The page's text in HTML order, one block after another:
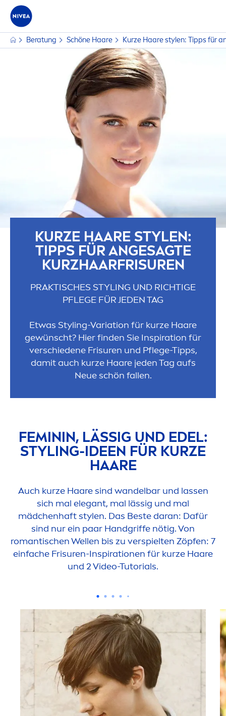
Beratung Schöne Haare Kurze Haare stylen: Tipps für
KURZE HAARE STYLEN:
TIPPS FÜR ANGESAGTE
KURZHAARFRISUREN
PRAKTISCHES STYLING UND RICHTIGE
PFLEGE FÜR JEDEN TAG
Etwas Styling-Variation für kurze Haare
gewünscht? Hier finden Sie Inspiration für
verschiedene Frisuren und Pflege-Tipps,
damit auch kurze Haare jeden Tag aufs
Neue schön fallen.
FEMININ, LÄSSIG UND EDEL:
STYLING-IDEEN FÜR KURZE
HAARE
Auch kurze Haare sind wandelbar und lassen
sich mal elegant, mal lässig und mal
mädchenhaft stylen. Das Beste daran: Dafür
sind nur ein paar Handgriffe nötig. Von
romantischen Wellen bis zu verspielten Zöpfen: 7
einfache Frisuren-Inspirationen für kurze Haare
und 2 Video-Tutorials.